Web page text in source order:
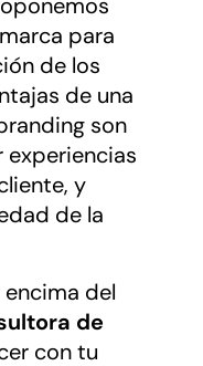
para
de los
de una
son
experiencias
y
de la
del
de
con tu